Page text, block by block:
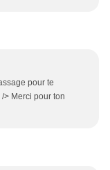
pour te
> Merci pour ton